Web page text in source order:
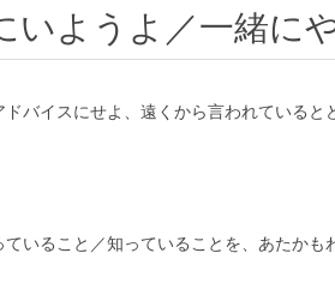
いようよ／一緒に
バイスにせよ、遠くから言われていると
いること／知っていることを、あたかも